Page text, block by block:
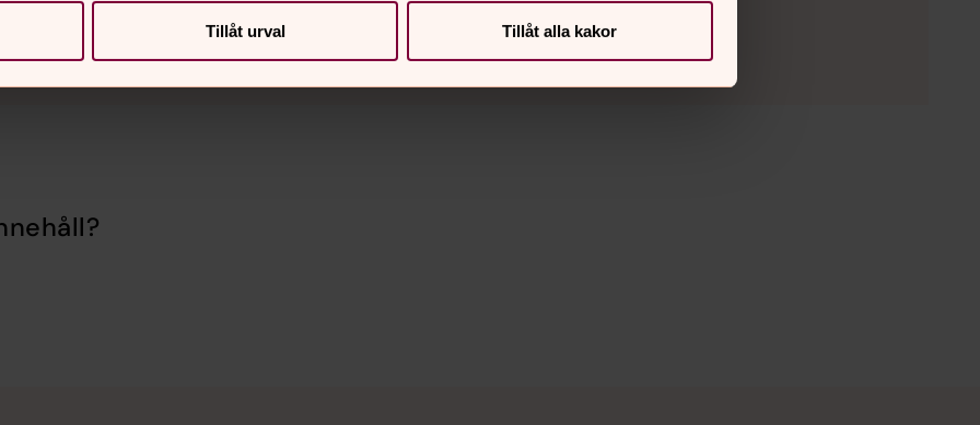
Tillåt urval Tillåt alla kakor